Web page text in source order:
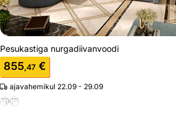
Pesukastiga nurgadiivanvoodi
855,47€
ajavahemikul 22.09 - 29.09